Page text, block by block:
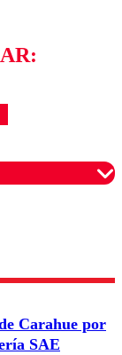
un
Carahue por
SAE